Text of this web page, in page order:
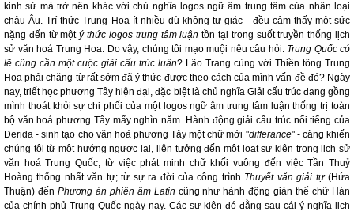
kinh sử mà trở nên khác với chủ nghĩa logos ngữ âm trung tâm của nhân loại
châu Âu. Trí thức Trung Hoa ít nhiều dù không tự giác - đều cảm thấy một sức
nặng đến từ mộtý thức logos trung tâm luận tồn tại trong suốt truyền thống lịch
sử văn hoá Trung Hoa. Do vậy, chúng tôi mạo muội nêu câu hỏi: Trung Quốc có
lẽ cũng cần một cuộc giải cấu trúc luận? Lão Trang cùng với Thiền tông Trung
Hoa phải chăng từ rất sớm đã ý thức được theo cách của mình vấn đề đó? Ngày
nay, triết học phương Tây hiện đại, đặc biệt là chủ nghĩa Giải cấu trúc đang gồng
mình thoát khỏi sự chi phối của một logos ngữ âm trung tâm luận thống trị toàn
bộ văn hoá phương Tây mấy nghìn năm. Hành động giải cấu trúc nổi tiếng của
Derida - sinh tạo cho văn hoá phương Tây một chữ mới "differance" - càng khiến
chúng tôi từ một hướng ngược lại, liên tưởng đến một loạt sự kiện trong lịch sử
văn hoá Trung Quốc, từ việc phát minh chữ khối vuông đến việc Tần Thuỷ
Hoàng thống nhất văn tự; từ sự ra đời của công trình Thuyết văn giải tự(Hứa
Thuận) đến Phương án phiên âm Latin cũng như hành động giản thể chữ Hán
của chính phủ Trung Quốc ngày nay. Các sự kiện đó đằng sau cái ý nghĩa lịch